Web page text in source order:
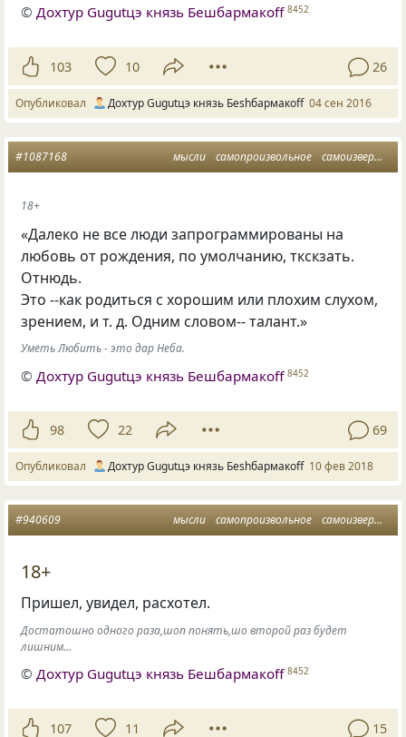
©Дохтур Gugutцэ князь Бешбармакоff 8452
103 10 26
Опубликовал Дохтур Gugutцэ князь Беshбармакоff 04 сен 2016
мысли самопроизвольное самоизвержение
#1087168
18+
«Далеко не все люди запрограммированы на
любовь от рождения, по умолчанию, ткскзать.
Отнюдь.
Это --как родиться с хорошим или плохим слухом,
зрением, и т. д. Одним словом-- талант.»
Уметь Любить - это дар Неба.
© Дохтур Gugutцэ князь Бешбармакоff 8452
98 22 69
Опубликовал Дохтур Gugutцэ князь Беshбармакоff 10 фев 2018
мысли самопроизвольное самоизвержение
#940609
18+
Пришел, увидел, расхотел.
Достатошно одного раза,шоп понять,шо второй раз будет
лишним...
©Дохтур Gugutцэ князь Бешбармакоff 8452
107 11 15